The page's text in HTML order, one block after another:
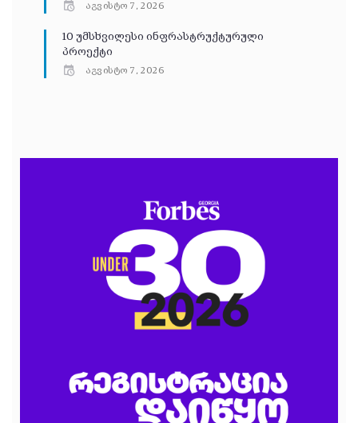
აგვისტო 7, 2026
10 უმსხვილესი ინფრასტრუქტურული
პროექტი
აგვისტო 7, 2026